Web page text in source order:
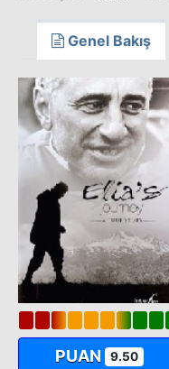
Genel Bakış
PUAN 9.50